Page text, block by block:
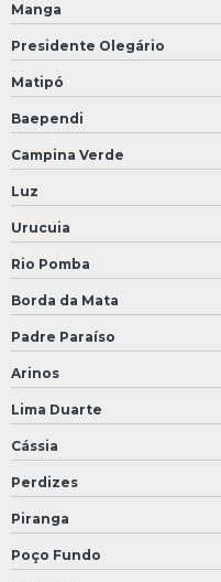
Manga
Presidente Olegário
Matipó
Baependi
Campina Verde
Luz
Urucuia
Rio Pomba
Borda da Mata
Padre Paraíso
Arinos
Lima Duarte
Cássia
Perdizes
Piranga
Poço Fundo